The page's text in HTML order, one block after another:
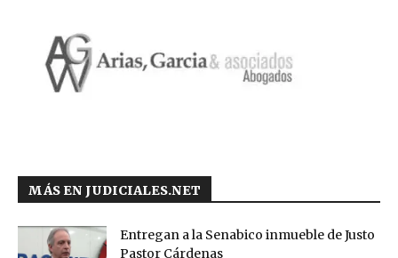
MÁS EN JUDICIALES.NET
Entregan a la Senabico inmueble de Justo
Pastor Cárdenas